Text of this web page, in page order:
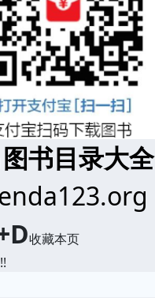
图书目录大全
收藏本页